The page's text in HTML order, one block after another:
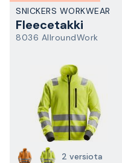
SNICKERS WORKWEAR
Fleecetakki
8036 AllroundWork
2 versiota